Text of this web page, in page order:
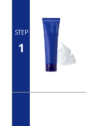
STEP
1